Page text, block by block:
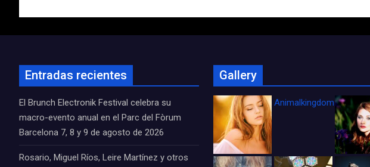
entradas
Entradas recientes
El Brunch Electronik Festival celebra su
macro-evento anual en el Parc del Fòrum
Barcelona 7, 8 y 9 de agosto de 2026
Rosario, Miguel Ríos, Leire Martínez y otros
Gallery